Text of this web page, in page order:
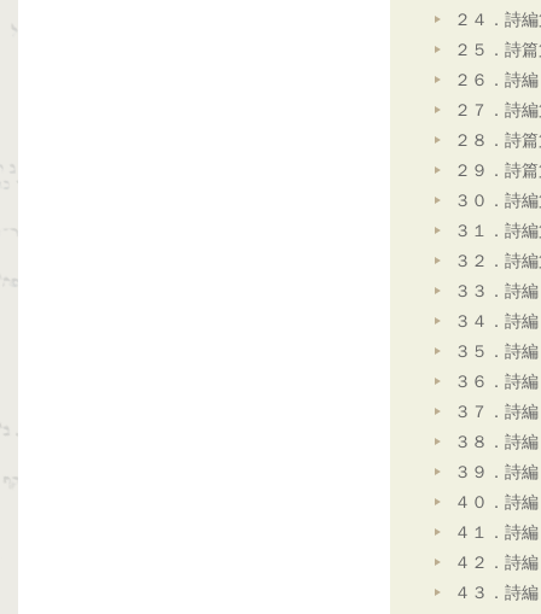
２４．詩
２５．詩
２６．詩
２７．詩
２８．詩
２９．詩
３０．詩
３１．詩
３２．詩
３３．詩
３４．詩
３５．詩
３６．詩
３７．詩
３８．詩
３９．詩
４０．詩
４１．詩
４２．詩
４３．詩